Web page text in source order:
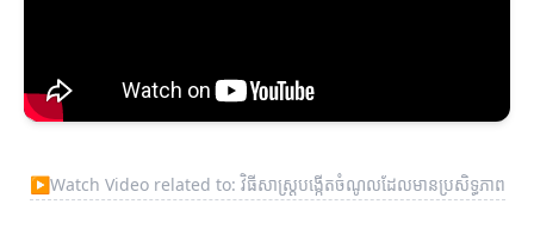
▶Watch Video related to: វិធីសាស្ត្របង្កើតចំណូលដែលមានប្រសិទ្ធភាព